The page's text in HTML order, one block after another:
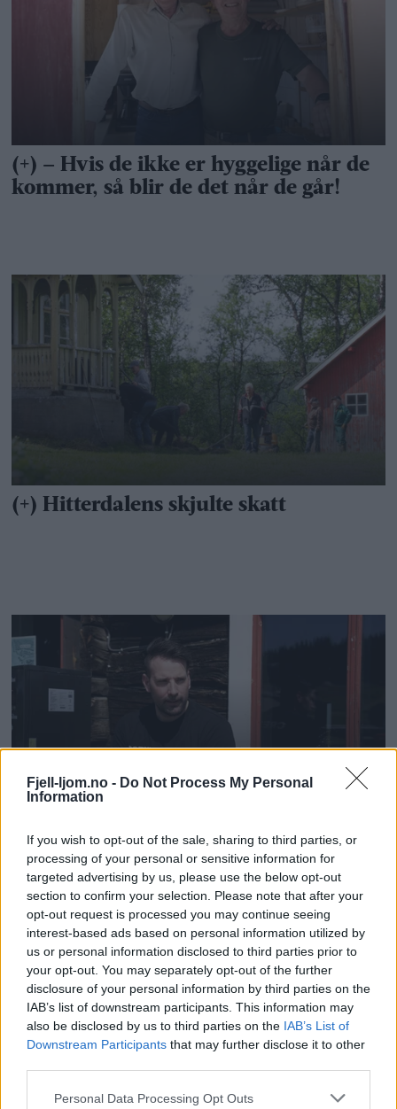
Fjell-ljom.no - Do Not Process My Personal
Information
If you wish to opt-out of the sale, sharing to third parties, or
processing of your personal or sensitive information for
targeted advertising by us, please use the below opt-out
section to confirm your selection. Please note that after your
opt-out request is processed you may continue seeing
interest-based ads based on personal information utilized by
us or personal information disclosed to third parties prior to
your opt-out. You may separately opt-out of the further
disclosure of your personal information by third parties on the
IAB’s list of downstream participants. This information may
also be disclosed by us to third parties on the IAB’s List of
Downstream Participants that may further disclose it to other
Personal Data Processing Opt Outs